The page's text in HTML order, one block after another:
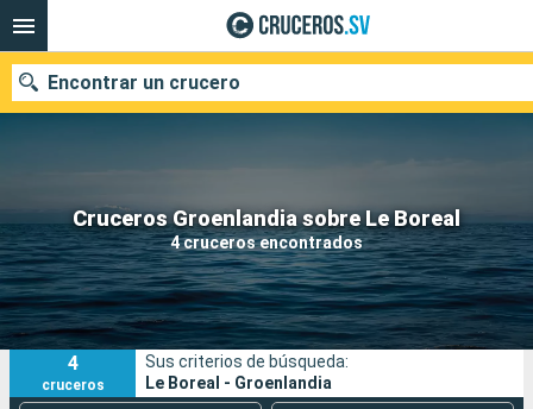
Cruceros Groenlandia sobre Le Boreal
4 cruceros encontrados
Encontrar un crucero
Nuestros destinos
Fecha de salida
Puertos Compañías
Buscar
4
cruceros
Sus criterios de búsqueda:
Le Boreal - Groenlandia